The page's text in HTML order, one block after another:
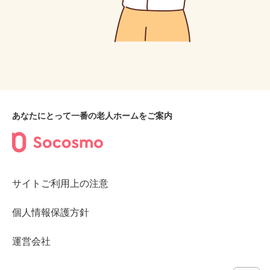
あなたにとって一番の老人ホームをご案内
サイトご利用上の注意
個人情報保護方針
運営会社